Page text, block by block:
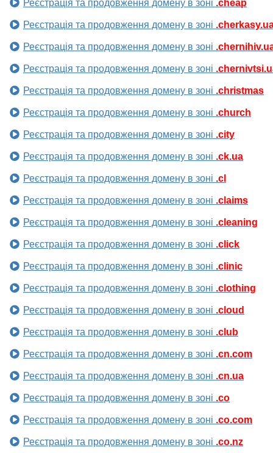
Реєстрація та продовження домену в зоні .cheap
Реєстрація та продовження домену в зоні
Реєстрація та продовження домену в зоні
Реєстрація та продовження домену в зоні
Реєстрація та продовження домену в зоні .christmas
Реєстрація та продовження домену в зоні .church
Реєстрація та продовження домену в зоні .city
Реєстрація та продовження домену в зоні .ck.ua
Реєстрація та продовження домену в зоні .cl
Реєстрація та продовження домену в зоні .claims
Реєстрація та продовження домену в зоні .cleaning
Реєстрація та продовження домену в зоні .click
Реєстрація та продовження домену в зоні .clinic
Реєстрація та продовження домену в зоні .clothing
Реєстрація та продовження домену в зоні .cloud
Реєстрація та продовження домену в зоні .club
Реєстрація та продовження домену в зоні .cn.com
Реєстрація та продовження домену в зоні .cn.ua
Реєстрація та продовження домену в зоні .co
Реєстрація та продовження домену в зоні .co.com
Реєстрація та продовження домену в зоні .co.nz